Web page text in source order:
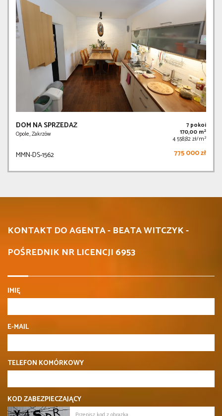
DOM NA SPRZEDAŻ
Opole, Zakrzów
7 pokoi
170,00 m2
4 558,82 zł/m2
MMN-DS-1562 775 000 zł
KONTAKT DO AGENTA - BEATA WITCZYK -
POŚREDNIK NR LICENCJI 6953
IMIĘ
E-MAIL
TELEFON KOMÓRKOWY
KOD ZABEZPIECZAJĄCY